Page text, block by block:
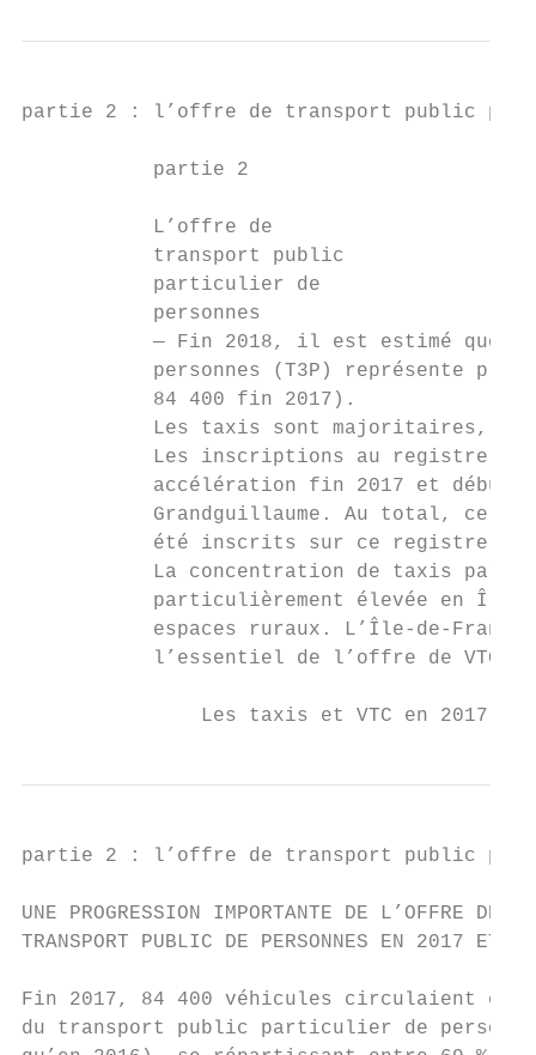
partie 2 : l’offre de transport public
           partie 2
           L’offre de
           transport public
           particulier de
           personnes
— Fin 2018, il est estimé que
personnes (T3P) représente plus
           84 400 fin 2017).
Les taxis sont majoritaires,
Les inscriptions au registre
accélération fin 2017 et début
Grandguillaume. Au total, ce
été inscrits sur ce registre en
La concentration de taxis par
particulièrement élevée en
espaces ruraux. L’Île-de-
           l’essentiel de l’offre de VTC.
Les taxis et VTC en 2017-
partie 2 : l’offre de transport public
UNE PROGRESSION IMPORTANTE
TRANSPORT PUBLIC DE
Fin 2017, 84 400 véhicules circulaient
du transport public particulier de